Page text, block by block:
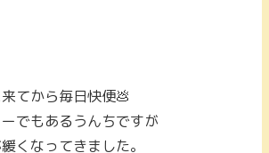
てから毎日快便💩
でもあるうんちですが
くなってきました。